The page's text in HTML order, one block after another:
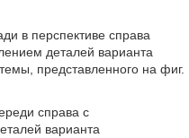
в перспективе справа
деталей варианта
представленного на фиг.
справа с
варианта